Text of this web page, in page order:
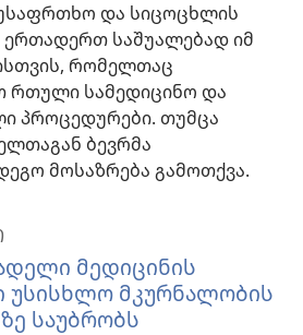
უსაფრთხო და სიცოცხლის
ერთადერთ საშუალებად იმ
რომელთაც
რთული სამედიცინო და
პროცედურები. თუმცა
ბევრმა
მოსაზრება გამოთქვა.
მედიცინის
მკურნალობის
საუბრობს